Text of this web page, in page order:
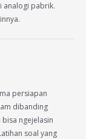
analogi pabrik.
persiapan
dibanding
ngejelasin
soal yang